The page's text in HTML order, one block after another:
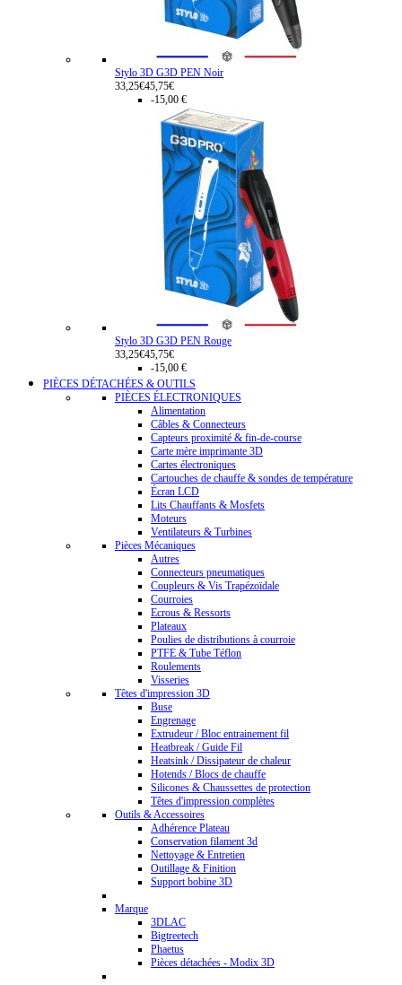
Stylo 3D G3D PEN Noir
33,25€45,75€
-15,00 €
Stylo 3D G3D PEN Rouge
33,25€45,75€
-15,00 €
PIÈCES DÉTACHÉES & OUTILS
PIÈCES ÉLECTRONIQUES
Alimentation
Câbles & Connecteurs
Capteurs proximité & fin-de-course
Carte mère imprimante 3D
Cartes électroniques
Cartouches de chauffe & sondes de température
Écran LCD
Lits Chauffants & Mosfets
Moteurs
Ventilateurs & Turbines
Pièces Mécaniques
Autres
Connecteurs pneumatiques
Coupleurs & Vis Trapézoïdale
Courroies
Ecrous & Ressorts
Plateaux
Poulies de distributions à courroie
PTFE & Tube Téflon
Roulements
Visseries
Têtes d'impression 3D
Buse
Engrenage
Extrudeur / Bloc entrainement fil
Heatbreak / Guide Fil
Heatsink / Dissipateur de chaleur
Hotends / Blocs de chauffe
Silicones & Chaussettes de protection
Têtes d'impression complètes
Outils & Accessoires
Adhérence Plateau
Conservation filament 3d
Nettoyage & Entretien
Outillage & Finition
Support bobine 3D
Marque
3DLAC
Bigtreetech
Phaetus
Pièces détachées - Modix 3D